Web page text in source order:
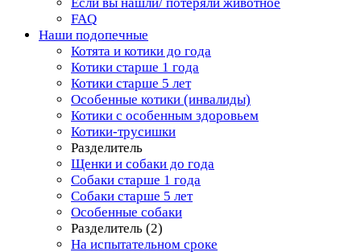
Если вы нашли/ потеряли животное
FAQ
Наши подопечные
Котята и котики до года
Котики старше 1 года
Котики старше 5 лет
Особенные котики (инвалиды)
Котики с особенным здоровьем
Котики-трусишки
Разделитель
Щенки и собаки до года
Собаки старше 1 года
Собаки старше 5 лет
Особенные собаки
Разделитель (2)
На испытательном сроке